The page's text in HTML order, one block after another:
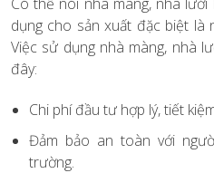
dụng cho sản xuất đặc biệt là
Việc sử dụng nhà màng, nhà
đây:
Chi phí đầu tư hợp lý, tiết
Đảm bảo an toàn với
trường.